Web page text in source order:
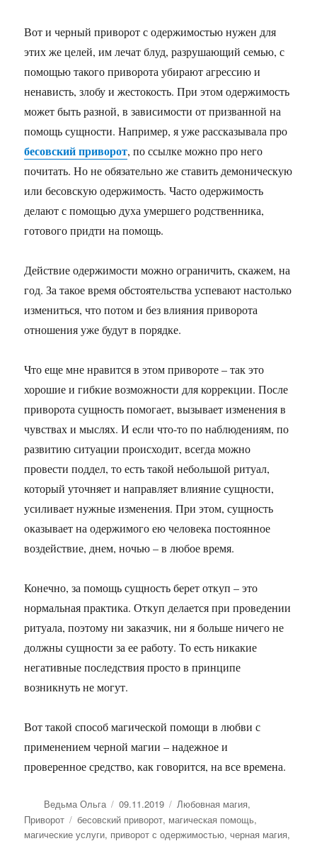
Вот и черный приворот с одержимостью нужен для
этих же целей, им лечат блуд, разрушающий семью, с
помощью такого приворота убирают агрессию и
ненависть, злобу и жестокость. При этом одержимость
может быть разной, в зависимости от призванной на
помощь сущности. Например, я уже рассказывала про
бесовский приворот, по ссылке можно про него
почитать. Но не обязательно же ставить демоническую
или бесовскую одержимость. Часто одержимость
делают с помощью духа умершего родственника,
готового придти на помощь.
Действие одержимости можно ограничить, скажем, на
год. За такое время обстоятельства успевают настолько
измениться, что потом и без влияния приворота
отношения уже будут в порядке.
Что еще мне нравится в этом привороте – так это
хорошие и гибкие возможности для коррекции. После
приворота сущность помогает, вызывает изменения в
чувствах и мыслях. И если что-то по наблюдениям, по
развитию ситуации происходит, всегда можно
провести поддел, то есть такой небольшой ритуал,
который уточняет и направляет влияние сущности,
усиливает нужные изменения. При этом, сущность
оказывает на одержимого ею человека постоянное
воздействие, днем, ночью – в любое время.
Конечно, за помощь сущность берет откуп – это
нормальная практика. Откуп делается при проведении
ритуала, поэтому ни заказчик, ни я больше ничего не
должны сущности за ее работу. То есть никакие
негативные последствия просто в принципе
возникнуть не могут.
Вот такой способ магической помощи в любви с
применением черной магии – надежное и
проверенное средство, как говорится, на все времена.
Автор
Ведьма Ольга Опубликовано
09.11.2019 Рубрики
Любовная магия,
Приворот
Метки
бесовский приворот, магическая помощь,
магические услуги, приворот с одержимостью,черная магия,